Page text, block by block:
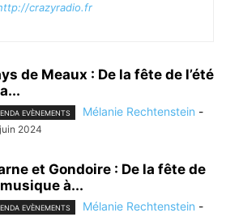
crazyradio.fr
de Meaux : De la fête de l’été
EVÈNEMENTS Mélanie Rechtenstein -
2024
et Gondoire : De la fête de
à...
EVÈNEMENTS Mélanie Rechtenstein -